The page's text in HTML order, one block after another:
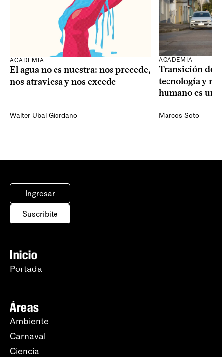
ACADEMIA
El agua no es nuestra: nos precede,
nos atraviesa y nos excede
Walter Ubal Giordano
ACADEMIA
Transición
tecnología y
humano es
Marcos Soto
Ingresar
Suscribite
Inicio
Portada
Áreas
Ambiente
Carnaval
Ciencia